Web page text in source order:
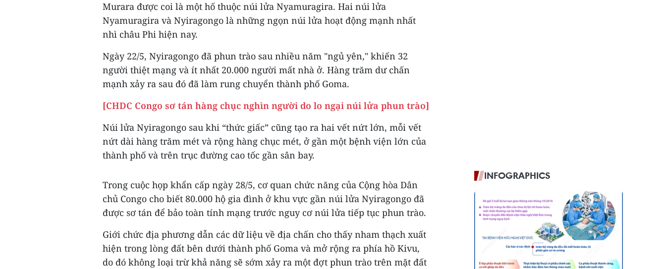
Murara được coi là một hố thuộc núi lửa Nyamuragira. Hai núi lửa
Nyamuragira và Nyiragongo là những ngọn núi lửa hoạt động mạnh nhất
nhì châu Phi hiện nay.
Ngày 22/5, Nyiragongo đã phun trào sau nhiều năm "ngủ yên," khiến 32
người thiệt mạng và ít nhất 20.000 người mất nhà ở. Hàng trăm dư chấn
mạnh xảy ra sau đó đã làm rung chuyển thành phố Goma.
[CHDC Congo sơ tán hàng chục nghìn người do lo ngại núi lửa phun trào]
Núi lửa Nyiragongo sau khi “thức giấc” cũng tạo ra hai vết nứt lớn, mỗi vết
nứt dài hàng trăm mét và rộng hàng chục mét, ở gần một bệnh viện lớn của
thành phố và trên trục đường cao tốc gần sân bay.
Trong cuộc họp khẩn cấp ngày 28/5, cơ quan chức năng của Cộng hòa Dân
chủ Congo cho biết 80.000 hộ gia đình ở khu vực gần núi lửa Nyiragongo đã
được sơ tán để bảo toàn tính mạng trước nguy cơ núi lửa tiếp tục phun trào.
Giới chức địa phương dẫn các dữ liệu về địa chấn cho thấy nham thạch xuất
hiện trong lòng đất bên dưới thành phố Goma và mở rộng ra phía hồ Kivu,
do đó không loại trừ khả năng sẽ sớm xảy ra một đợt phun trào trên mặt đất
INFOGRAPHICS